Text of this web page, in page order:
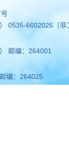
0535-6602026（
邮编：264001
编：264025